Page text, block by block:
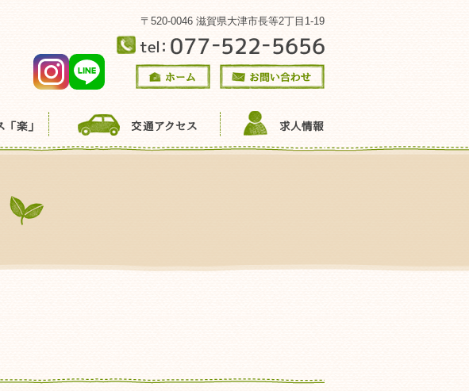
〒520-0046 滋賀県大津市長等2丁目1-19